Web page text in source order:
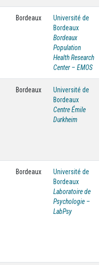
Bordeaux
Université de
Bordeaux
Bordeaux
Population
Health Research
Center – EMOS
Bordeaux
Université de
Bordeaux
Centre Émile
Durkheim
Bordeaux
Université de
Bordeaux
Laboratoire de
Psychologie –
LabPsy